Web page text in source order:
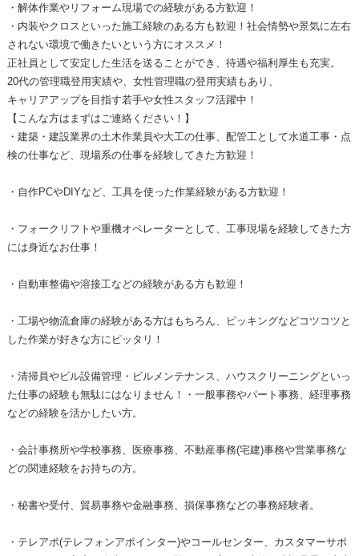
・解体作業やリフォーム現場での経験がある方歓迎！
・内装やクロスといった施工経験のある方も歓迎！社会情勢や景気に左右
されない環境で働きたいという方にオススメ！
正社員として安定した生活を送ることができ、待遇や福利厚生も充実。
20代の管理職登用実績や、女性管理職の登用実績もあり、
キャリアアップを目指す若手や女性スタッフ活躍中！
【こんな方はまずはご連絡ください！】
・建築・建設業界の土木作業員や大工の仕事、配管工として水道工事・点
検の仕事など、現場系の仕事を経験してきた方歓迎！
・自作PCやDIYなど、工具を使った作業経験がある方歓迎！
・フォークリフトや重機オペレーターとして、工事現場を経験してきた方
には身近なお仕事！
・自動車整備や溶接工などの経験がある方も歓迎！
・工場や物流倉庫の経験がある方はもちろん、ピッキングなどコツコツと
した作業が好きな方にピッタリ！
・清掃員やビル設備管理・ビルメンテナンス、ハウスクリーニングといっ
た仕事の経験も無駄にはなりません！・一般事務やパート事務、経理事務
などの経験を活かしたい方。
・会計事務所や学校事務、医療事務、不動産事務(宅建)事務や営業事務な
どの関連経験をお持ちの方。
・秘書や受付、貿易事務や金融事務、損保事務などの事務経験者。
・テレアポ(テレフォンアポインター)やコールセンター、カスタマーサポ